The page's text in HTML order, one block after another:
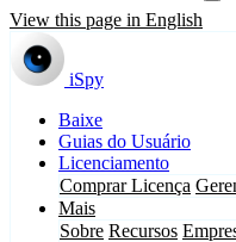
View this page in English
iSpy
Baixe
Guias do Usuário
Licenciamento
Comprar Licença
Mais
Sobre Recursos